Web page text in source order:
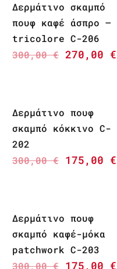
Δερμάτινο σκαμπό
πουφ καφέ άσπρο –
tricolore C-206
300,00€ 270,00 €
Δερμάτινο πουφ
σκαμπό κόκκινο C-
202
300,00€ 175,00 €
Δερμάτινο πουφ
σκαμπό καφέ-μόκα
patchwork C-203
300,00€ 175,00 €